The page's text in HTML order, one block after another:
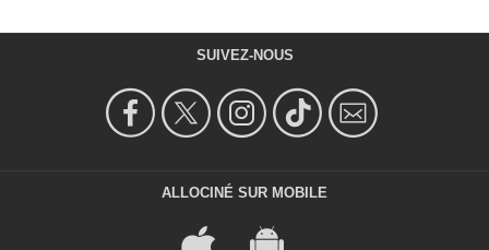
SUIVEZ-NOUS
ALLOCINÉ SUR MOBILE